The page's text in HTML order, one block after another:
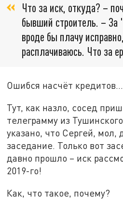
Что за иск, откуда? –
бывший строитель. –
вроде бы плачу
расплачиваюсь. Что за
Ошибся насчёт кредитов...
Тут, как назло, сосед
телеграмму из
указано, что Сергей, мол,
заседание. Только вот
давно прошло – иск
2019-го!
Как, что такое, почему?